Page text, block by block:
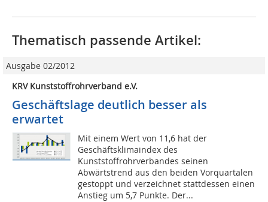
Thematisch passende Artikel:
Ausgabe 02/2012
KRV Kunststoffrohrverband e.V.
Geschäftslage deutlich besser als
erwartet
Mit einem Wert von 11,6 hat der
Geschäftsklimaindex des
Kunststoffrohrverbandes seinen
Abwärtstrend aus den beiden Vorquartalen
gestoppt und verzeichnet stattdessen einen
Anstieg um 5,7 Punkte. Der...